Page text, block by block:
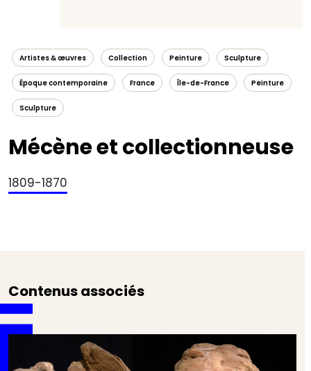
Artistes & œuvres Collection Peinture Sculpture
Époque contemporaine France Île-de-France Peinture
Sculpture
Mécène et collectionneuse
1809-1870
Contenus associés